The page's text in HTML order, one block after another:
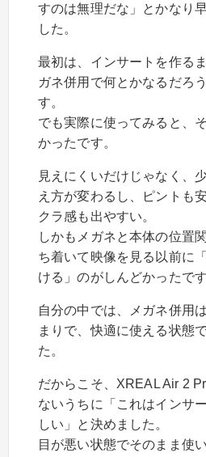
すのは無理だな」とかなり
した。
最初は、インサートを作る
ガネ併用で何とかなるだろ
す。
でも実際に使ってみると、
かったです。
見えにくいだけじゃなく、
え方が変わるし、ピントも
クラ感も出やすい。
しかもメガネと本体の位置
ち着いて映像を見る以前に
ける」のがしんどかったです
自分の中では、メガネ併用
まりで、快適に使える状態
た。
だからこそ、XREAL Air 2
ないうちに「これはインサ
しい」と決めました。
目が悪い状態でそのまま使